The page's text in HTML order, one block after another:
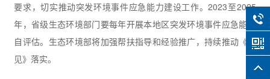
要求，切实推动突发环境事件应急能力建设工作。2023至2025
年，省级生态环境部门要每年开展本地区突发环境事件应急能力
自评估。生态环境部将加强帮扶指导和经验推广，持续推动《意
见》落实。